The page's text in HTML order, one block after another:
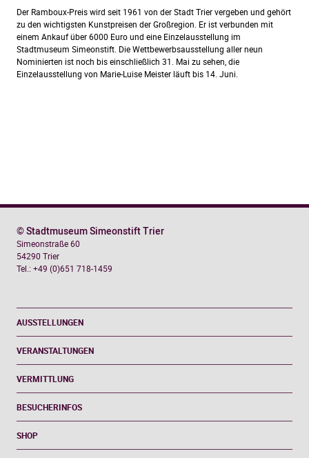
Der Ramboux-Preis wird seit 1961 von der Stadt Trier vergeben und gehört
zu den wichtigsten Kunstpreisen der Großregion. Er ist verbunden mit
einem Ankauf über 6000 Euro und eine Einzelausstellung im
Stadtmuseum Simeonstift. Die Wettbewerbsausstellung aller neun
Nominierten ist noch bis einschließlich 31. Mai zu sehen, die
Einzelausstellung von Marie-Luise Meister läuft bis 14. Juni.
AUSSTELLUNGEN
VERANSTALTUNGEN
VERMITTLUNG
BESUCHERINFOS
SHOP
© Stadtmuseum Simeonstift Trier
Simeonstraße 60
54290 Trier
Tel.: +49 (0)651 718-1459